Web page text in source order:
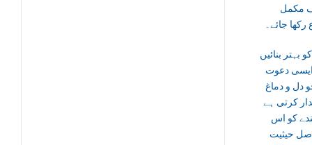
مکمل
رکھا جائے۔
بہتر بنائیں
دعوت
دل و دماغ
کرتی ہے
کو اس
حیثیت